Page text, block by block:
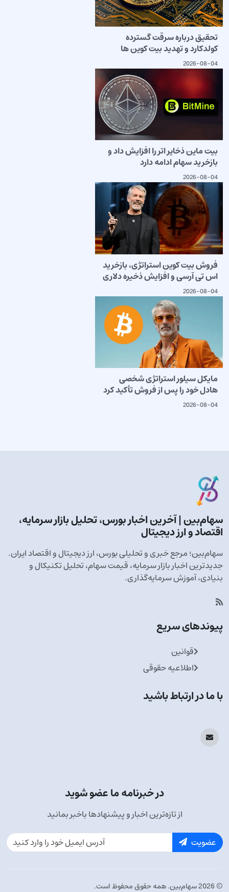
تحقیق درباره سرقت گسترده
کولدکارد و تهدید بیت کوین ها
2026-08-04
بیت ماین ذخایر اتر را افزایش داد و
بازخرید سهام ادامه دارد
2026-08-04
فروش بیت کوین استراتژی، بازخرید
اس تی آرسی و افزایش ذخیره دلاری
2026-08-04
مایکل سیلور استراتژی شخصی
هادل خود را پس از فروش تأکید کرد
2026-08-04
سهام‌بین | آخرین اخبار بورس، تحلیل بازار سرمایه،
اقتصاد و ارز دیجیتال
سهام‌بین؛ مرجع خبری و تحلیلی بورس، ارز دیجیتال و اقتصاد ایران.
جدیدترین اخبار بازار سرمایه، قیمت سهام، تحلیل تکنیکال و
بنیادی، آموزش سرمایه‌گذاری.
پیوندهای سریع
قوانین
اطلاعیه حقوقی
با ما در ارتباط باشید
در خبرنامه ما عضو شوید
از تازه‌ترین اخبار و پیشنهادها باخبر بمانید
عضویت
© 2026 سهام‌بین. همه حقوق محفوظ است.